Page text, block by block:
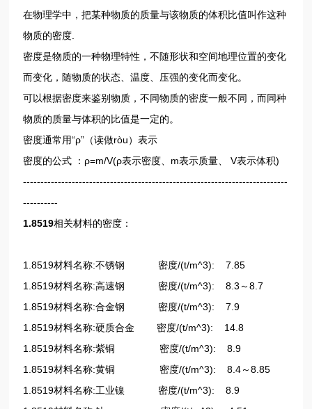
在物理学中，把某种物质的质量与该物质的体积比值叫作这种
物质的密度.
密度是物质的一种物理特性，不随形状和空间地理位置的变化
而变化，随物质的状态、温度、压强的变化而变化。
可以根据密度来鉴别物质，不同物质的密度一般不同，而同种
物质的质量与体积的比值是一定的。
密度通常用“ρ”（读做ròu）表示
密度的公式 ：ρ=m/V(ρ表示密度、m表示质量、 V表示体积)
----------------------------------------------------------------------------
----------
1.8519相关材料的密度：
1.8519材料名称:不锈钢 密度/(t/m^3): 7.85
1.8519材料名称:高速钢 密度/(t/m^3): 8.3～8.7
1.8519材料名称:合金钢 密度/(t/m^3): 7.9
1.8519材料名称:硬质合金 密度/(t/m^3): 14.8
1.8519材料名称:紫铜 密度/(t/m^3): 8.9
1.8519材料名称:黄铜 密度/(t/m^3): 8.4～8.85
1.8519材料名称:工业镍 密度/(t/m^3): 8.9